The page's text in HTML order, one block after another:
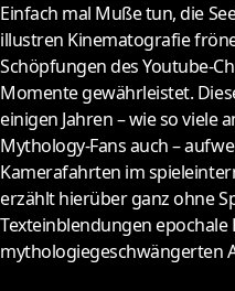
Einfach mal Muße tun, die
illustren Kinematografie
Schöpfungen des Youtube-
Momente gewährleistet.
einigen Jahren – wie so viele
Mythology-Fans auch –
Kamerafahrten im
erzählt hierüber ganz ohne
Texteinblendungen
mythologiegeschwängerten